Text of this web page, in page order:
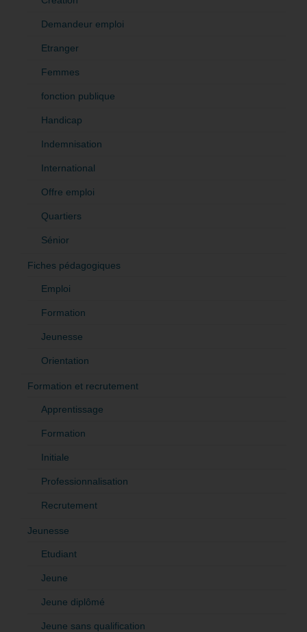
Demandeur emploi
Etranger
Femmes
fonction publique
Handicap
Indemnisation
International
Offre emploi
Quartiers
Sénior
Fiches pédagogiques
Emploi
Formation
Jeunesse
Orientation
Formation et recrutement
Apprentissage
Formation
Initiale
Professionnalisation
Recrutement
Jeunesse
Etudiant
Jeune
Jeune diplômé
Jeune sans qualification